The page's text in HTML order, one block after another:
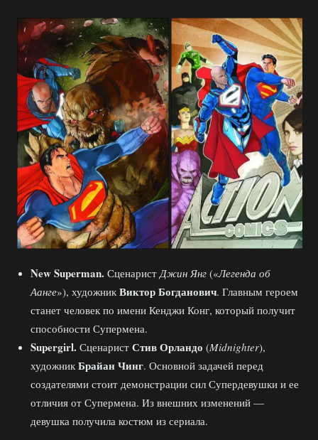
NewSuperman. Сценарист Джин Янг («Легенда об
Аанге»), художник Виктор Богданович. Главным героем
станет человек по имени Кенджи Конг, который получит
способности Супермена.
Supergirl. Сценарист Стив Орландо (Midnighter),
художник Брайан Чинг. Основной задачей перед
создателями стоит демонстрации сил Супердевушки и ее
отличия от Супермена. Из внешних изменений —
девушка получила костюм из сериала.